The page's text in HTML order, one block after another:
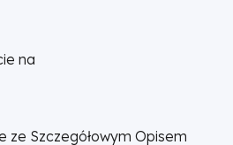
na
ze Szczegółowym Opisem